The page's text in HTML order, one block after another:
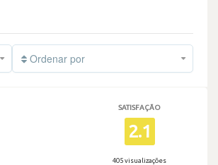
Ordenar por
SATISFAÇÃO
2.1
405 visualizações